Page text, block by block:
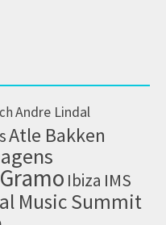
Andre Lindal
Atle Bakken
Gramo Ibiza IMS
Music Summit